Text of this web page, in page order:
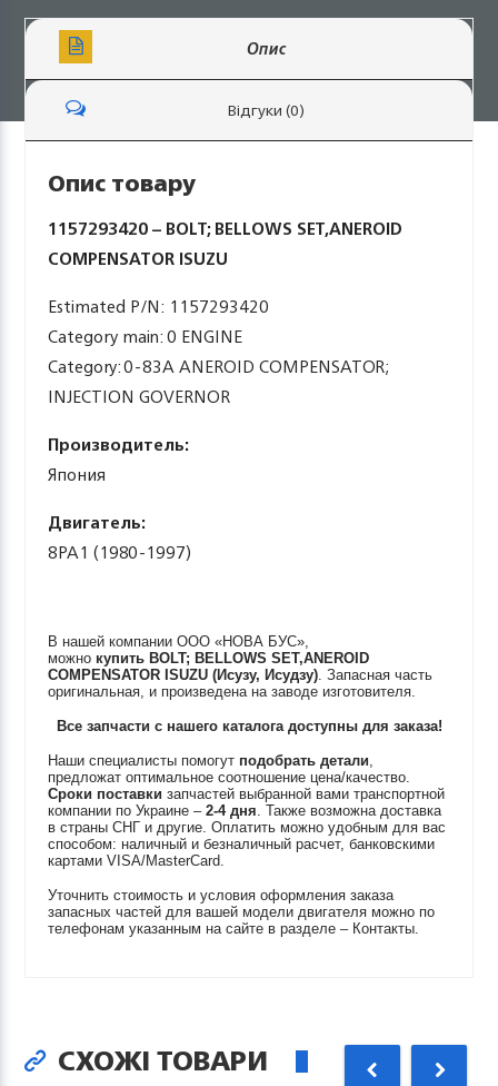
Опис
Відгуки (0)
Опис товару
1157293420 – BOLT; BELLOWS SET,ANEROID
COMPENSATOR ISUZU
Estimated P/N: 1157293420
Category main: 0 ENGINE
Category: 0-83A ANEROID COMPENSATOR;
INJECTION GOVERNOR
Производитель:
Япония
Двигатель:
8PA1 (1980-1997)
В нашей компании ООО «НОВА БУС»,
можно купить BOLT; BELLOWS SET,ANEROID
COMPENSATOR ISUZU (Исузу, Исудзу). Запасная часть
оригинальная, и произведена на заводе изготовителя.
Все запчасти с нашего каталога доступны для заказа!
Наши специалисты помогут подобрать детали,
предложат оптимальное соотношение цена/качество.
Сроки поставки запчастей выбранной вами транспортной
компании по Украине –2-4 дня. Также возможна доставка
в страны СНГ и другие. Оплатить можно удобным для вас
способом: наличный и безналичный расчет, банковскими
картами VISA/MasterCard.
Уточнить стоимость и условия оформления заказа
запасных частей для вашей модели двигателя можно по
телефонам указанным на сайте в разделе – Контакты.
СХОЖІ ТОВАРИ